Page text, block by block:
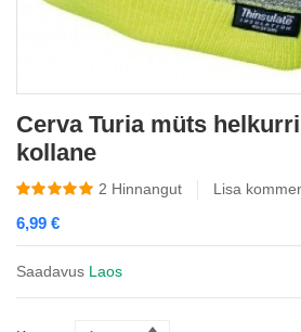
Cerva Turia müts
kollane
2 Hinnangut Lisa
6,99 €
Saadavus Laos